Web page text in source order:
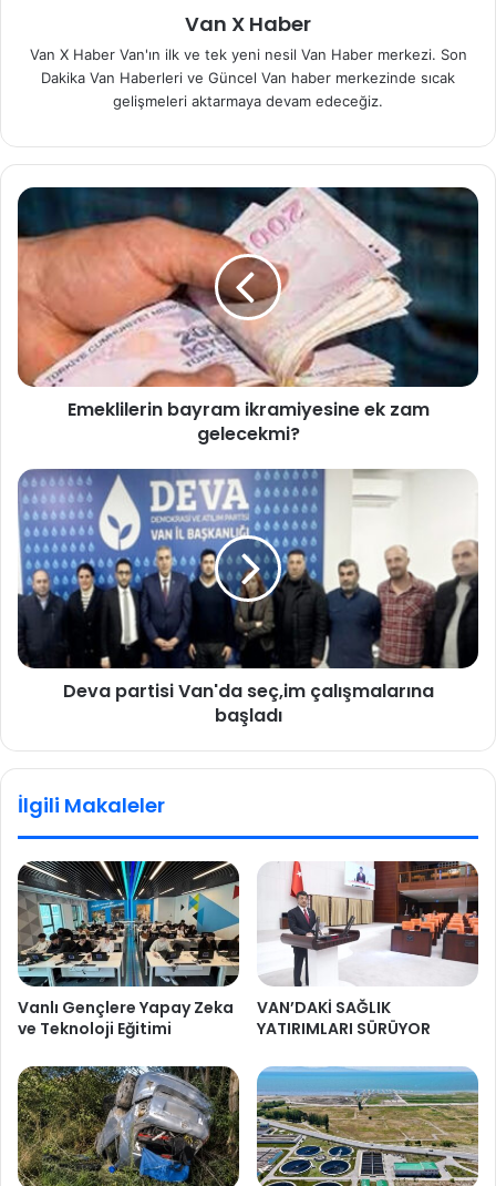
Van X Haber
Van X Haber Van'ın ilk ve tek yeni nesil Van Haber merkezi. Son
Dakika Van Haberleri ve Güncel Van haber merkezinde sıcak
gelişmeleri aktarmaya devam edeceğiz.
Emeklilerin bayram ikramiyesine ek zam
gelecekmi?
Deva partisi Van'da seç,im çalışmalarına
başladı
İlgili Makaleler
Vanlı Gençlere Yapay Zeka
ve Teknoloji Eğitimi
VAN’DAKİ SAĞLIK
YATIRIMLARI SÜRÜYOR